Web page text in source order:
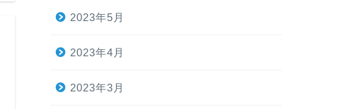
2023年5月
2023年4月
2023年3月